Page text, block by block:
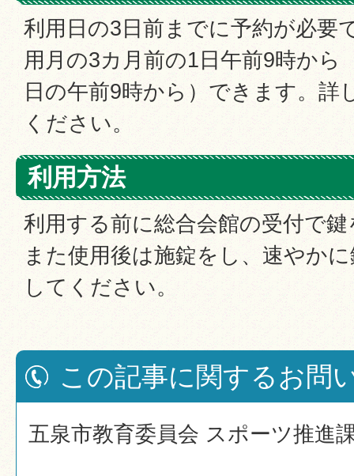
利用日の3日前までに予約が必要
用月の3カ月前の1日午前9時から
日の午前9時から）できます。詳
ください。
利用方法
利用する前に総合会館の受付で
また使用後は施錠をし、速やか
してください。
この記事に関するお問
五泉市教育委員会 スポーツ推進